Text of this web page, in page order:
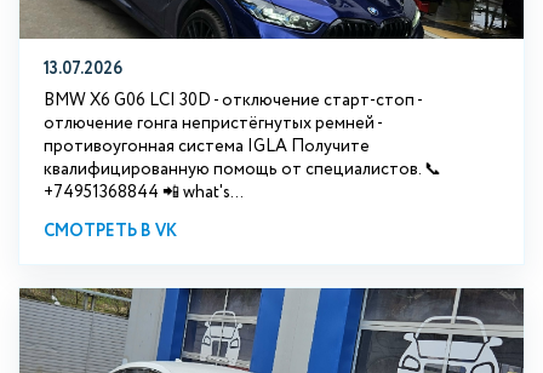
13.07.2026
BMW X6 G06 LCI 30D - отключение старт-стоп -
отлючение гонга непристёгнутых ремней -
противоугонная система IGLA Получите
квалифицированную помощь от специалистов. 📞
+74951368844 📲 what's...
СМОТРЕТЬ В VK